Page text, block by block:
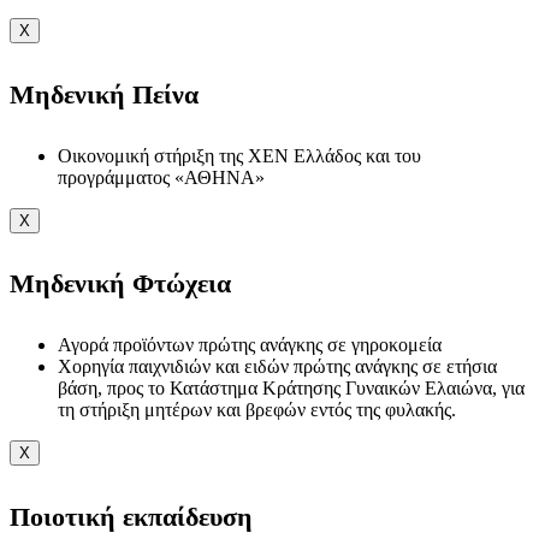
X
Μηδενική Πείνα
Οικονομική στήριξη της ΧΕΝ Ελλάδος και του
προγράμματος «ΑΘΗΝΑ»
X
Μηδενική Φτώχεια
Αγορά προϊόντων πρώτης ανάγκης σε γηροκομεία
Χορηγία παιχνιδιών και ειδών πρώτης ανάγκης σε ετήσια
βάση, προς το Κατάστημα Κράτησης Γυναικών Ελαιώνα, για
τη στήριξη μητέρων και βρεφών εντός της φυλακής.
X
Ποιοτική εκπαίδευση